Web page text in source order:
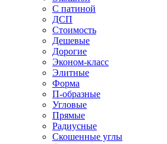
С патиной
ДСП
Стоимость
Дешевые
Дорогие
Эконом-класс
Элитные
Форма
П-образные
Угловые
Прямые
Радиусные
Скошенные углы